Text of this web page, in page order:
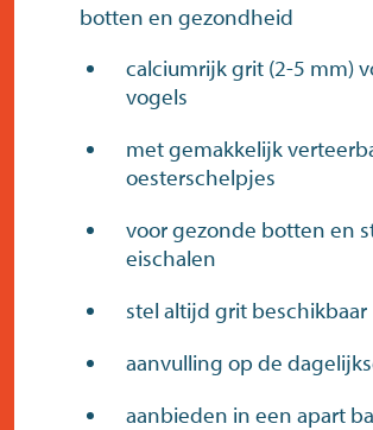
botten en gezondheid
calciumrijk grit (2-5 mm)
vogels
met gemakkelijk
oesterschelpjes
voor gezonde botten en
eischalen
stel altijd grit beschikbaar
aanvulling op de
aanbieden in een apart